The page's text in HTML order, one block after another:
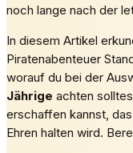
noch lange nach der
In diesem Artikel
Piratenabenteuer
worauf du bei der
Jährige achten
erschaffen kannst,
Ehren halten wird.